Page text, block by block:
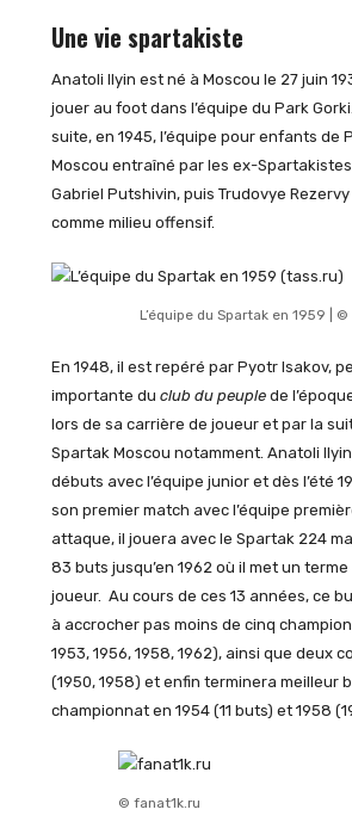
Une vie spartakiste
Anatoli Ilyin est né à Moscou le 27 juin
jouer au foot dans l’équipe du Park
suite, en 1945, l’équipe pour enfants de
Moscou entraîné par les ex-
Gabriel Putshivin, puis Trudovye
comme milieu offensif.
L’équipe du Spartak en 1959 | ©
En 1948, il est repéré par Pyotr Isakov,
importante du club du peuplede
lors de sa carrière de joueur et par la
Spartak Moscou notamment. Anatoli
débuts avec l’équipe junior et dès l’été
son premier match avec l’équipe
attaque, il jouera avec le Spartak 224
83 buts jusqu’en 1962 où il met un
joueur. Au cours de ces 13 années, ce
à accrocher pas moins de cinq
1953, 1956, 1958, 1962), ainsi que deux
(1950, 1958) et enfin terminera meilleur
championnat en 1954 (11 buts) et 1958
© fanat1k.ru